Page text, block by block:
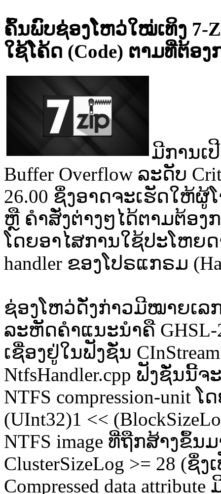
ຄົ້ນພົບຊ່ອງໂຫວ່ໃໝ່ເທິງ 7-
ໃຊ້ໂຄ້ດ (Code) ຕາມທີ່ຕ້ອ
ມີການເ
Buffer Overflow ລະດັບ
26.00 ຊຶ່ງອາດຈະເຮັດໃຫ້ຜູ້
ຫຼື ຄຳສັ່ງຕ່າງໆໄດ້ຕາມຕ້ອງ
ໂດຍອາໄສການໃຊ້ປະໂຫຍດ
handler ຂອງໂປຣແກຣມ
ຊ່ອງໂຫວ່ດັ່ງກ່າວມີໝາຍເລກ
ລະຫັດຄຳແນະນຳຄື GHSL-
ເຊື່ອງຢູ່ໃນຟັງຊັ່ນ
NtfsHandler.cpp ຟັງຊັ່ນນີ້
NTFS compression-unit
(UInt32)1 <<
NTFS image ທີ່ຖືກສ້າງຂຶ້
ClusterSizeLog >= 28 (ຊຶ່
Compressed data